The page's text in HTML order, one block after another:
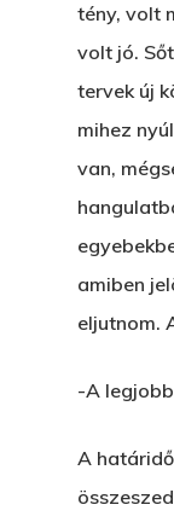
tény, volt
volt jó.
tervek új
mihez
van,
amiben
eljutnom.
-A
A